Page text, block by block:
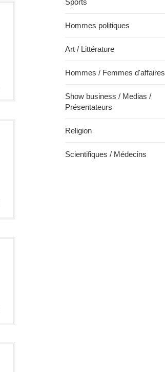
Hommes politiques
Art / Littérature
Hommes / Femmes d'affaires
Show business / Medias /
Présentateurs
Religion
Scientifiques / Médecins